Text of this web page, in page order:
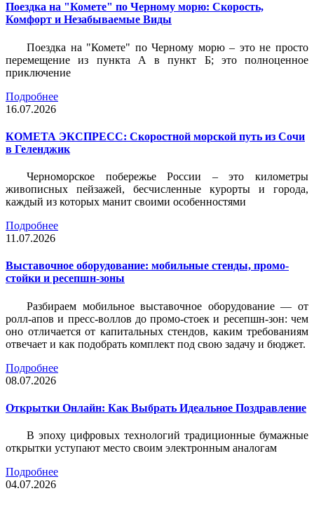
Поездка на "Комете" по Черному морю: Скорость,
Комфорт и Незабываемые Виды
Поездка на "Комете" по Черному морю – это не просто
перемещение из пункта А в пункт Б; это полноценное
приключение
Подробнее
16.07.2026
КОМЕТА ЭКСПРЕСС: Скоростной морской путь из Сочи
в Геленджик
Черноморское побережье России – это километры
живописных пейзажей, бесчисленные курорты и города,
каждый из которых манит своими особенностями
Подробнее
11.07.2026
Выставочное оборудование: мобильные стенды, промо-
стойки и ресепшн-зоны
Разбираем мобильное выставочное оборудование — от
ролл-апов и пресс-воллов до промо-стоек и ресепшн-зон: чем
оно отличается от капитальных стендов, каким требованиям
отвечает и как подобрать комплект под свою задачу и бюджет.
Подробнее
08.07.2026
Открытки Онлайн: Как Выбрать Идеальное Поздравление
В эпоху цифровых технологий традиционные бумажные
открытки уступают место своим электронным аналогам
Подробнее
04.07.2026